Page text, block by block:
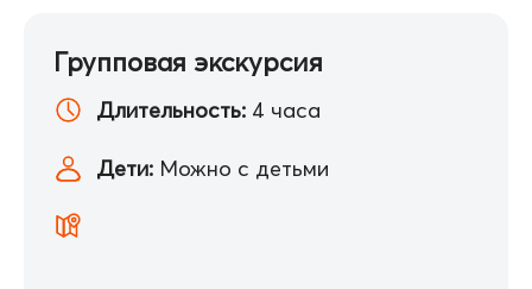
Групповая экскурсия
Длительность: 4 часа
Дети: Можно с детьми